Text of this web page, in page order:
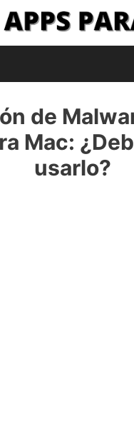
de
Mac:
usarlo?